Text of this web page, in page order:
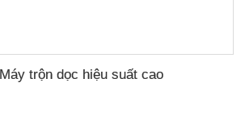
Máy trộn dọc hiệu suất cao